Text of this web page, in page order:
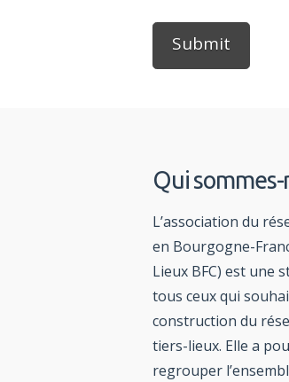
Qui
L’association du
en Bourgogne-
Lieux BFC) est une
tous ceux qui
construction du
tiers-lieux. Elle a
regrouper